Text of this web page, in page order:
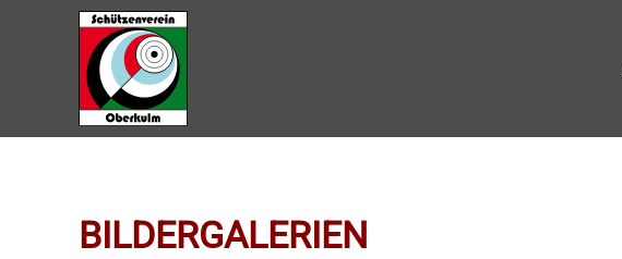
Zum Hauptinhalt springen
BILDERGALERIEN